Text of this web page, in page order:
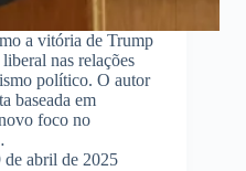
a vitória de Trump
nas relações
político. O autor
baseada em
foco no
de abril de 2025